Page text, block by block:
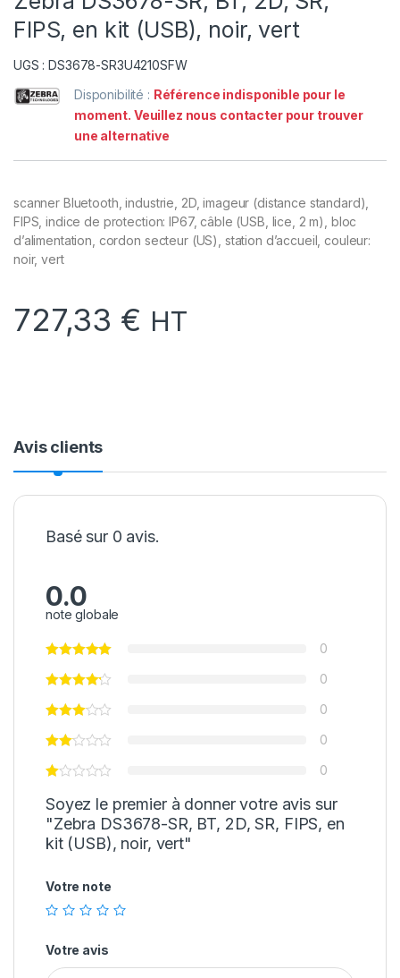
FIPS, en kit (USB), noir, vert
UGS : DS3678-SR3U4210SFW
Disponibilité : Référence indisponible pour le
moment. Veuillez nous contacter pour trouver
une alternative
scanner Bluetooth, industrie, 2D, imageur (distance standard),
FIPS, indice de protection: IP67, câble (USB, lice, 2 m), bloc
d’alimentation, cordon secteur (US), station d’accueil, couleur:
noir, vert
727,33 € HT
Avis clients
Basé sur 0 avis.
0.0
note globale
0
0
0
0
0
Soyez le premier à donner votre avis sur
"Zebra DS3678-SR, BT, 2D, SR, FIPS, en
kit (USB), noir, vert"
Votre note
Votre avis